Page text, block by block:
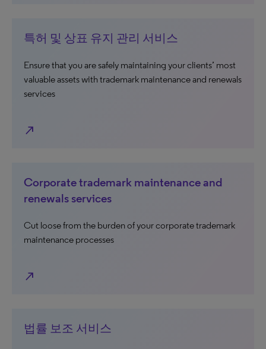
특허 및 상표 유지 관리 서비스
Ensure that you are safely maintaining your clients’ most
valuable assets with trademark maintenance and renewals
services
north_east
Corporate trademark maintenance and
renewals services
Cut loose from the burden of your corporate trademark
maintenance processes
north_east
법률 보조 서비스